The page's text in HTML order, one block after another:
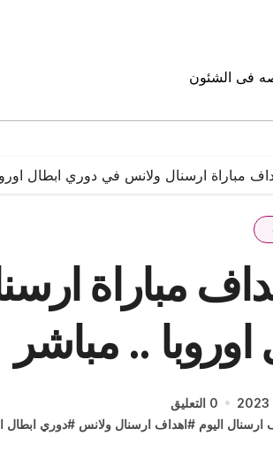
فى الشئون
مباراة ارسنال ولانس في دوري ابطال
مباراة
.. مباشر
0 التعليق
ارسنال اليوم #اهداف ارسنال ولانس #دوري ابطال